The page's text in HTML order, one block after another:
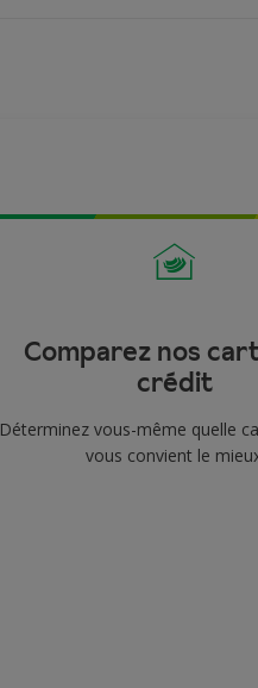
Comparez nos
crédit
Déterminez vous-même quelle
vous convient le